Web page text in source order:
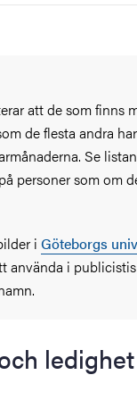
att de som finns
de flesta andra
Se
personer som om
i Göteborgs
använda i
ledighet